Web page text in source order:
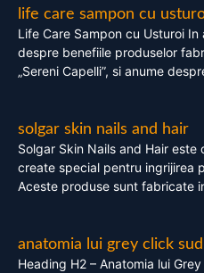
life care sampon cu
Life Care Sampon cu Usturoi
despre benefiile produselor
„Sereni Capelli”, si anume
solgar skin nails and hair
Solgar Skin Nails and Hair
create special pentru ingrijirea
Aceste produse sunt fabricate
anatomia lui grey click sud
Heading H2 – Anatomia lui